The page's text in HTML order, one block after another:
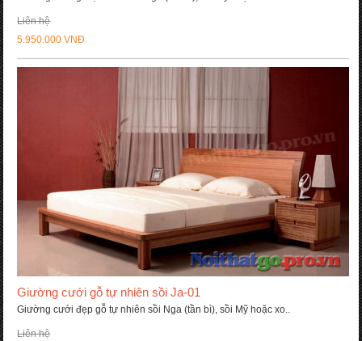
Liên hệ
5.950.000 VNĐ
Giường cưới gỗ tự nhiên sồi Ja-01
Giường cưới đẹp gỗ tự nhiên sồi Nga (tần bì), sồi Mỹ hoặc xo..
Liên hệ